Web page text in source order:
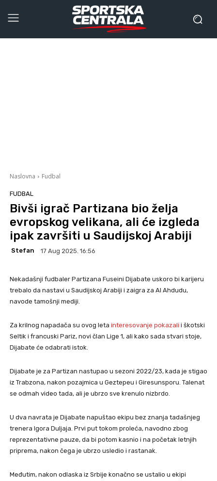
Naslovna Fudbal
FUDBAL
Bivši igrač Partizana bio želja
evropskog velikana, ali će izgleda
ipak završiti u Saudijskoj Arabiji
Stefan 17 Aug 2025. 16:56
Nekadašnji fudbaler Partizana Fuseini Dijabate uskoro bi karijeru
trebalo da nastavi u Saudijskoj Arabiji i zaigra za Al Ahdudu,
navode tamošnji mediji.
Za krilnog napadača su ovog leta interesovanje pokazali i škotski
Seltik i francuski Pariz, novi član Lige 1, ali kako sada stvari stoje,
Dijabate će odabrati istok.
Dijabate je za Partizan nastupao u sezoni 2022/23, kada je stigao
iz Trabzona, nakon pozajmica u Geztepeu i Giresunsporu. Talenat
se odmah video tada, ali je ubrzo sve krenulo nizbrdo.
U dva navrata je Dijabate napuštao ekipu bez znanja tadašnjeg
trenera Igora Duljaja. Prvi put tokom proleća, navodno zbog
reprezentativne pauze, da bi potom kasnio i na početak letnjih
priprema, nakon čega je ubrzo usledio i rastanak.
Međutim, nakon odlaska iz Srbije konačno se ustalio u ekipi